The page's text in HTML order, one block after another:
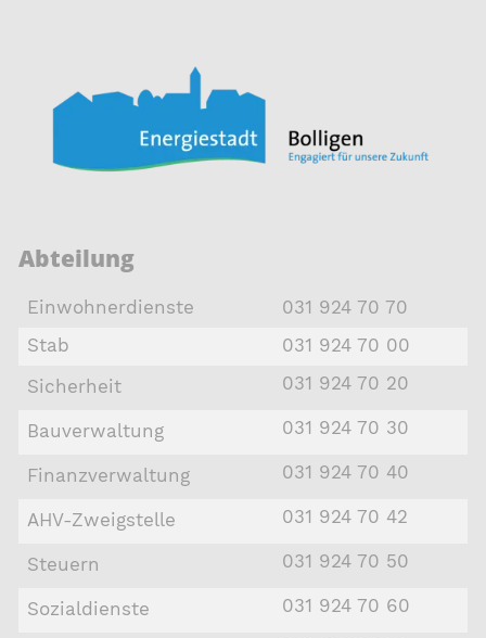
Abteilung
Einwohnerdienste
031 924 70 70
Stab
031 924 70 00
Sicherheit
031 924 70 20
Bauverwaltung 031 924 70 30
Finanzverwaltung 031 924 70 40
AHV-Zweigstelle 031 924 70 42
Steuern 031 924 70 50
Sozialdienste 031 924 70 60